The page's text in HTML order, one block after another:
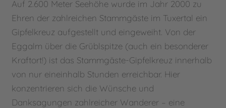
Auf 2.600 Meter Seehöhe wurde im Jahr 2000 zu
Ehren der zahlreichen Stammgäste im Tuxertal ein
Gipfelkreuz aufgestellt und eingeweiht. Von der
Eggalm über die Grüblspitze (auch ein besonderer
Kraftort!) ist das Stammgäste-Gipfelkreuz innerhalb
von nur eineinhalb Stunden erreichbar. Hier
konzentrieren sich die Wünsche und
Danksagungen zahlreicher Wanderer – eine